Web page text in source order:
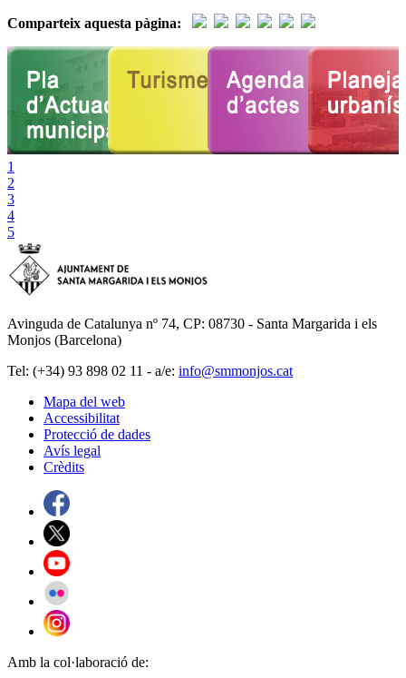
Comparteix aquesta pàgina:
1
2
3
4
5
Avinguda de Catalunya nº 74, CP: 08730 - Santa Margarida i els
Monjos (Barcelona)
Tel: (+34) 93 898 02 11 - a/e: info@smmonjos.cat
Mapa del web
Accessibilitat
Protecció de dades
Avís legal
Crèdits
Amb la col·laboració de: